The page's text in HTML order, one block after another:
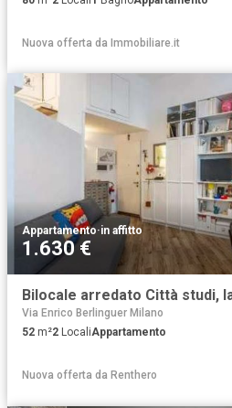
Nuova offerta da Immobiliare.it
Appartamento·in affitto
1.630 €
Via Enrico Berlinguer Milano
52 m²2 LocaliAppartamento
Nuova offerta da Renthero